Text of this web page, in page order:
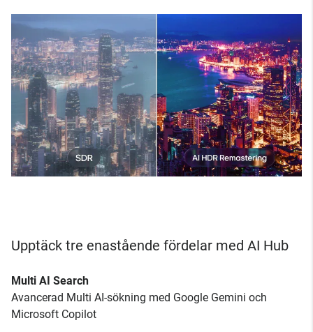
Upptäck tre enastående fördelar med AI Hub
Multi AI Search
Avancerad Multi AI-sökning med Google Gemini och
Microsoft Copilot